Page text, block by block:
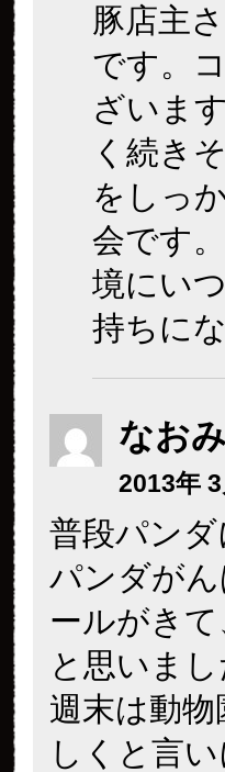
豚店主
です。
ざいま
く続き
をしっ
会です
境にい
持ちに
なおみ
2013年 3
普段パン
パンダが
ールがき
と思いまし
週末は動
しくと言